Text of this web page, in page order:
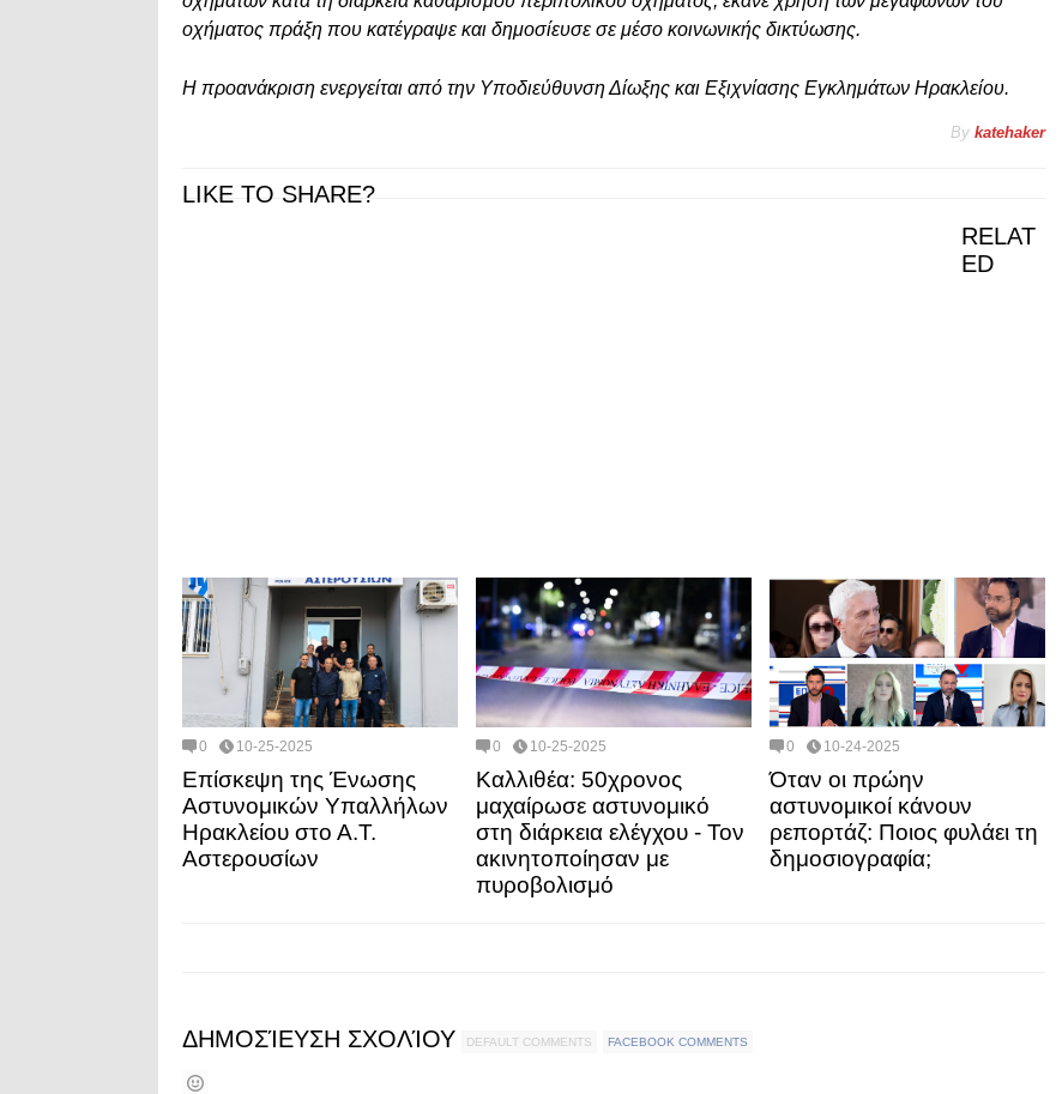
οχήματος πράξη που κατέγραψε και δημοσίευσε σε μέσο κοινωνικής δικτύωσης.
Η προανάκριση ενεργείται από την Υποδιεύθυνση Δίωξης και Εξιχνίασης Εγκλημάτων Ηρακλείου.
By katehaker
LIKE TO SHARE?
RELAT
ED
0 10-25-2025
Επίσκεψη της Ένωσης
Αστυνομικών Υπαλλήλων
Ηρακλείου στο Α.Τ.
Αστερουσίων
0 10-25-2025
Καλλιθέα: 50χρονος
μαχαίρωσε αστυνομικό
στη διάρκεια ελέγχου - Τον
ακινητοποίησαν με
πυροβολισμό
0 10-24-2025
Όταν οι πρώην
αστυνομικοί κάνουν
ρεπορτάζ: Ποιος φυλάει τη
δημοσιογραφία;
ΔΗΜΟΣΊΕΥΣΗ ΣΧΟΛΊΟΥ DEFAULT COMMENTS FACEBOOK COMMENTS